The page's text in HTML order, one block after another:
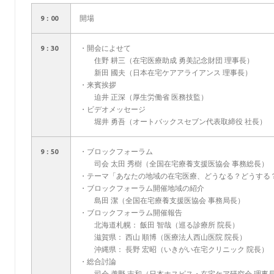
9：00 開場
9：30
・開会によせて
住野 耕三（在宅医療助成 勇美記念財団 理事長）
新田 國夫（日本在宅ケアアライアンス 理事長）
・来賓挨拶
迫井 正深（厚生労働省 医務技監）
・ビデオメッセージ
堀井 勇吾（オートバックスセブン代表取締役 社長）
9：50
・ブロックフォーラム
司会 太田 秀樹（全国在宅療養支援医協会 事務総長）
・テーマ「あなたの地域の在宅医療、どうなる？どうする
・ブロックフォーラム開催地域の紹介
島田 潔（全国在宅療養支援医協会 事務局長）
・ブロックフォーラム開催報告
北海道札幌： 飯田 智哉（巡る診療所 院長）
滋賀県： 西山 順博（医療法人西山医院 院長）
沖縄県： 長野 宏昭（いきがい在宅クリニック 院長）
・総合討論